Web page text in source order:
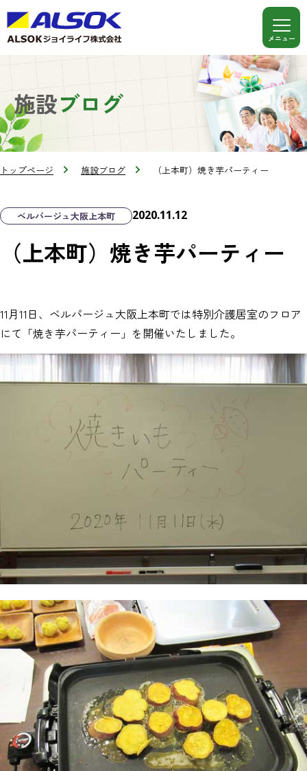
施設ブログ
トップページ 施設ブログ （上本町）焼き芋パーティー
ベルパージュ大阪上本町 2020.11.12
（上本町）焼き芋パーティー
11月11日、ベルパージュ大阪上本町では特別介護居室のフロア
にて「焼き芋パーティー」を開催いたしました。